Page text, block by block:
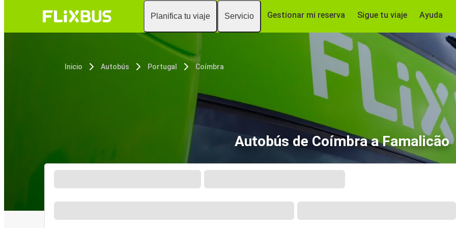
Planifica tu viaje Servicio Gestionar mi reserva Sigue tu viaje Ayuda
Inicio Autobús Portugal Coímbra
Autobús de Coímbra a Famalicão